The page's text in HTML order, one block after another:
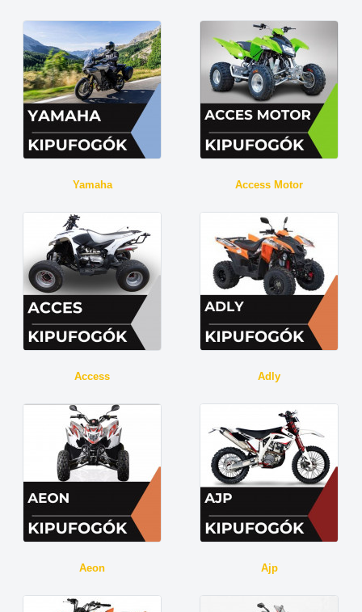
Yamaha Access Motor
Access Adly
Aeon Ajp